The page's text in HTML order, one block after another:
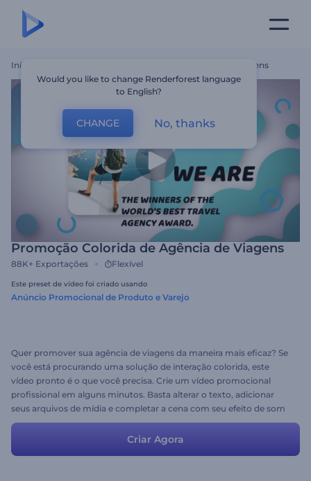
Início Promoção Colorida De Agência De Viagens
Promoção Colorida de Agência de Viagens
88K+ Exportações Flexível
Este preset de vídeo foi criado usando
Anúncio Promocional de Produto e Varejo
Quer promover sua agência de viagens da maneira mais eficaz? Se
você está procurando uma solução de interação colorida, este
vídeo pronto é o que você precisa. Crie um vídeo promocional
profissional em alguns minutos. Basta alterar o texto, adicionar
seus arquivos de mídia e completar a cena com seu efeito de som
favorito. Experimente agora mesmo e atraia novos viajantes!
Criar Agora
Would you like to change Renderforest language
to English?
CHANGE No, thanks